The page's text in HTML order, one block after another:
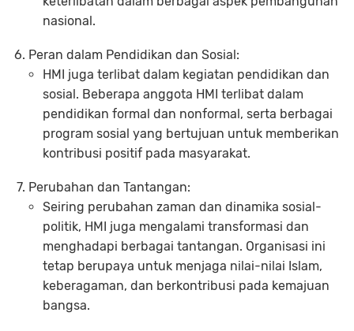
nasional.
Peran dalam Pendidikan dan Sosial:
HMI juga terlibat dalam kegiatan pendidikan dan
sosial. Beberapa anggota HMI terlibat dalam
pendidikan formal dan nonformal, serta berbagai
program sosial yang bertujuan untuk memberikan
kontribusi positif pada masyarakat.
Perubahan dan Tantangan:
Seiring perubahan zaman dan dinamika sosial-
politik, HMI juga mengalami transformasi dan
menghadapi berbagai tantangan. Organisasi ini
tetap berupaya untuk menjaga nilai-nilai Islam,
keberagaman, dan berkontribusi pada kemajuan
bangsa.